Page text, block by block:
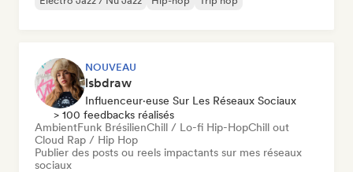
NOUVEAU
lsbdraw
Influenceur·euse Sur Les Réseaux Sociaux
> 100 feedbacks réalisés
AmbientFunk BrésilienChill / Lo-fi Hip-HopChill out
Cloud Rap / Hip Hop
Publier des posts ou reels impactants sur mes réseaux
sociaux